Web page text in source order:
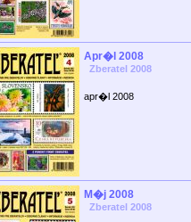
Apr�l 2008
Zberatel 2008
apr�l 2008
M�j 2008
Zberatel 2008